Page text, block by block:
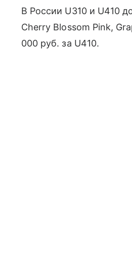
В России U310 и U410
Cherry Blossom Pink,
000 руб. за U410.